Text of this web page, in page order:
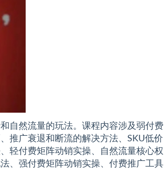
自然流量的玩法。课程内容涉及弱付费
推广衰退和断流的解决方法、SKU低价
轻付费矩阵动销实操、自然流量核心权
、强付费矩阵动销实操、付费推广工具